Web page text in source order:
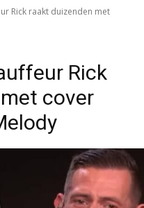
Rick raakt duizenden met
Rick
cover